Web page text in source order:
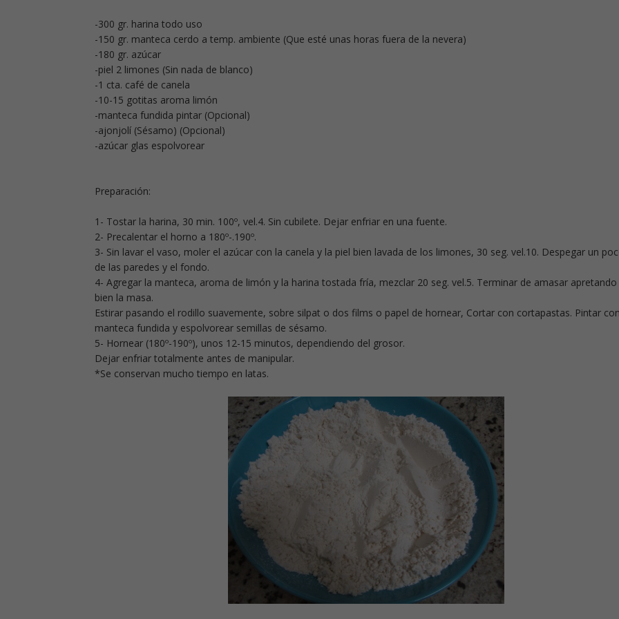
-300 gr. harina todo uso
-150 gr. manteca cerdo a temp. ambiente (Que esté unas horas fuera de la nevera)
-180 gr. azúcar
-piel 2 limones (Sin nada de blanco)
-1 cta. café de canela
-10-15 gotitas aroma limón
-manteca fundida pintar (Opcional)
-ajonjolí (Sésamo) (Opcional)
-azúcar glas espolvorear
Preparación:
1- Tostar la harina, 30 min. 100º, vel.4. Sin cubilete. Dejar enfriar en una fuente.
2- Precalentar el horno a 180º-.190º.
3- Sin lavar el vaso, moler el azúcar con la canela y la piel bien lavada de los limones, 30 seg. vel.10. Despegar un
de las paredes y el fondo.
4- Agregar la manteca, aroma de limón y la harina tostada fría, mezclar 20 seg. vel.5. Terminar de amasar apretando
bien la masa.
Estirar pasando el rodillo suavemente, sobre silpat o dos films o papel de hornear, Cortar con cortapastas. Pintar
manteca fundida y espolvorear semillas de sésamo.
5- Hornear (180º-190º), unos 12-15 minutos, dependiendo del grosor.
Dejar enfriar totalmente antes de manipular.
*Se conservan mucho tiempo en latas.